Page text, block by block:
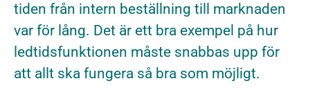
tiden från intern beställning till marknaden
var för lång. Det är ett bra exempel på hur
ledtidsfunktionen måste snabbas upp för
att allt ska fungera så bra som möjligt.